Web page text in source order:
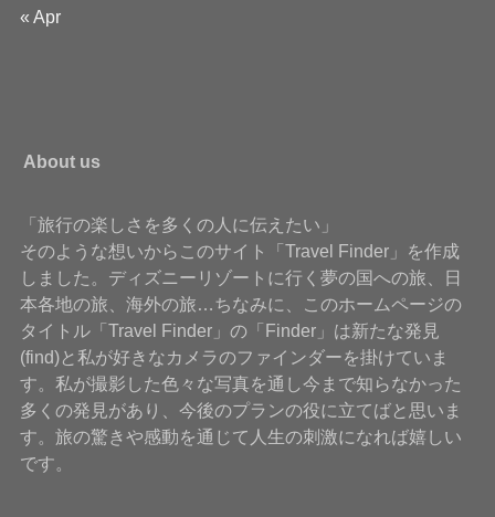
« Apr
About us
「旅行の楽しさを多くの人に伝えたい」
そのような想いからこのサイト「Travel Finder」を作成
しました。ディズニーリゾートに行く夢の国への旅、日
本各地の旅、海外の旅…ちなみに、このホームページの
タイトル「Travel Finder」の「Finder」は新たな発見
(find)と私が好きなカメラのファインダーを掛けていま
す。私が撮影した色々な写真を通し今まで知らなかった
多くの発見があり、今後のプランの役に立てばと思いま
す。旅の驚きや感動を通じて人生の刺激になれば嬉しい
です。